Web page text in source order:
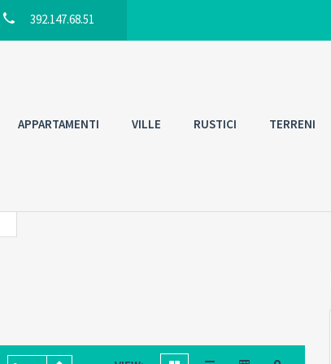
392.147.68.51
APPARTAMENTI VILLE RUSTICI TERRENI